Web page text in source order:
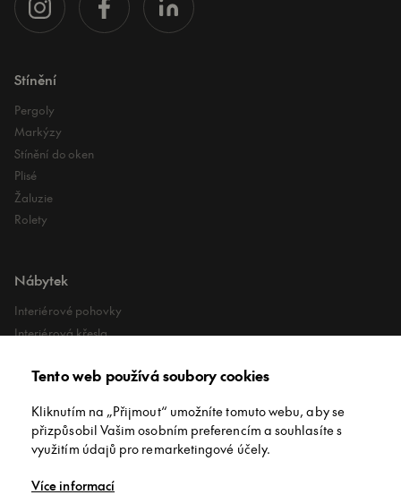
Stínění
Pergoly
Markýzy
Stínění do oken
Plisé
Žaluzie
Rolety
Nábytek
Interiérové pohovky
Interiérová křesla
Lehátka
Exteriérové pufy
O společnosti
Tento web používá soubory cookies
Kliknutím na „Přijmout“ umožníte tomuto webu, aby se
přizpůsobil Vašim osobním preferencím a souhlasíte s
využitím údajů pro remarketingové účely.
Více informací